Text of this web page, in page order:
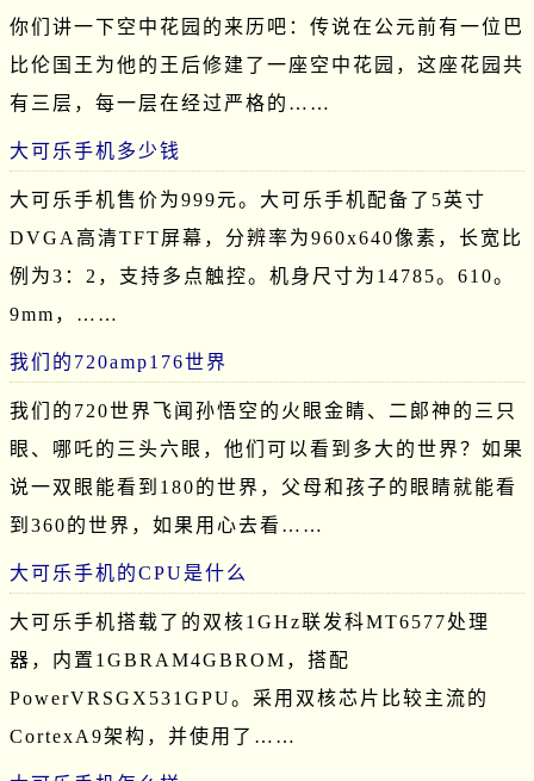
你们讲一下空中花园的来历吧：传说在公元前有一位巴
比伦国王为他的王后修建了一座空中花园，这座花园共
有三层，每一层在经过严格的……
大可乐手机多少钱
大可乐手机售价为999元。大可乐手机配备了5英寸
DVGA高清TFT屏幕，分辨率为960x640像素，长宽比
例为3：2，支持多点触控。机身尺寸为14785。610。
9mm，……
我们的720amp176世界
我们的720世界飞闻孙悟空的火眼金睛、二郞神的三只
眼、哪吒的三头六眼，他们可以看到多大的世界？如果
说一双眼能看到180的世界，父母和孩子的眼睛就能看
到360的世界，如果用心去看……
大可乐手机的CPU是什么
大可乐手机搭载了的双核1GHz联发科MT6577处理
器，内置1GBRAM4GBROM，搭配
PowerVRSGX531GPU。采用双核芯片比较主流的
CortexA9架构，并使用了……